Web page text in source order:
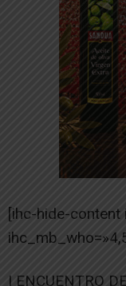
[ihc-hide-content
I ENCUENTRO